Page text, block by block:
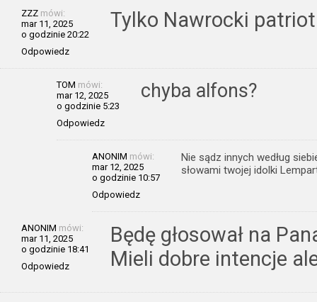
ZZZ mówi:
mar 11, 2025
o godzinie 20:22
Odpowiedz
Tylko Nawrocki
TOM mówi:
mar 12, 2025
o godzinie 5:23
Odpowiedz
chyba alfons?
ANONIM mówi:
mar 12, 2025
o godzinie 10:57
Odpowiedz
Nie sądz innych według
słowami twojej idolki
ANONIM mówi:
mar 11, 2025
o godzinie 18:41
Odpowiedz
Będę głosował na
Mieli dobre intencje